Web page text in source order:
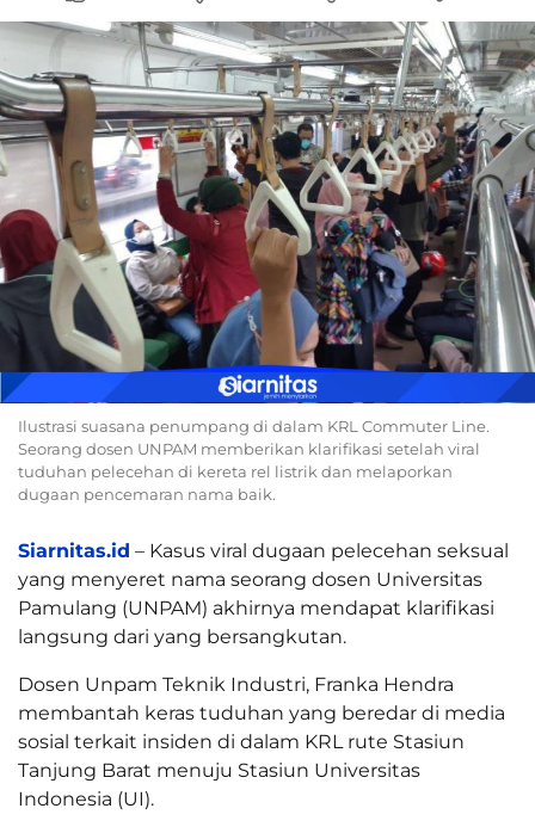
Ilustrasi suasana penumpang di dalam KRL Commuter Line.
Seorang dosen UNPAM memberikan klarifikasi setelah viral
tuduhan pelecehan di kereta rel listrik dan melaporkan
dugaan pencemaran nama baik.
Siarnitas.id – Kasus viral dugaan pelecehan seksual
yang menyeret nama seorang dosen Universitas
Pamulang (UNPAM) akhirnya mendapat klarifikasi
langsung dari yang bersangkutan.
Dosen Unpam Teknik Industri, Franka Hendra
membantah keras tuduhan yang beredar di media
sosial terkait insiden di dalam KRL rute Stasiun
Tanjung Barat menuju Stasiun Universitas
Indonesia (UI).